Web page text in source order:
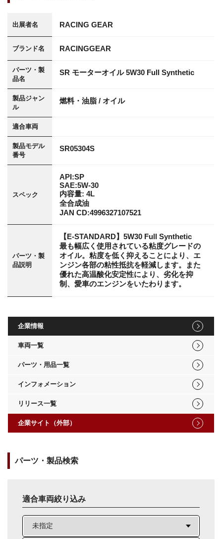
出展者名 RACING GEAR
ブランド名 RACINGGEAR
パーツ・製
品名
SR モーターオイル 5W30 Full Synthetic
製品ジャン
ル
燃料・油脂 / オイル
適合車両
製品モデル
番号
SR05304S
スペック
API:SP
SAE:5W-30
内容量: 4L
全合成油
JAN CD:4996327107521
パーツ・製
品説明
【E-STANDARD】5W30 Full Synthetic
最も幅広く使用されている粘度グレードの
オイル。粘度を低く抑えることにより、エ
ンジン各部の粘性抵抗を軽減します。また
優れた高温酸化安定性により、劣化を抑
制、愛車のエンジンをいたわります。
企業情報
車両一覧
パーツ・用品一覧
インフォメーション
リリース一覧
企業サイト（外部）
パーツ・製品検索
適合車両絞り込み